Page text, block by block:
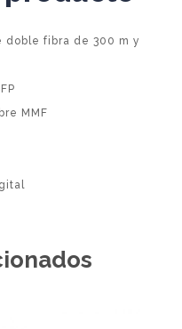
doble fibra de 300 m y
MMF